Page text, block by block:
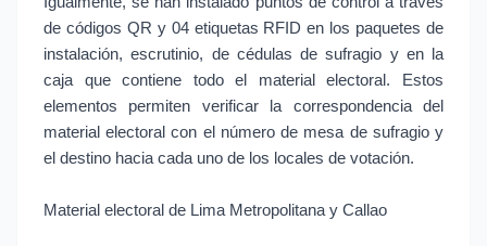
de códigos QR y 04 etiquetas RFID en los paquetes de
instalación, escrutinio, de cédulas de sufragio y en la
caja que contiene todo el material electoral. Estos
elementos permiten verificar la correspondencia del
material electoral con el número de mesa de sufragio y
el destino hacia cada uno de los locales de votación.
Material electoral de Lima Metropolitana y Callao